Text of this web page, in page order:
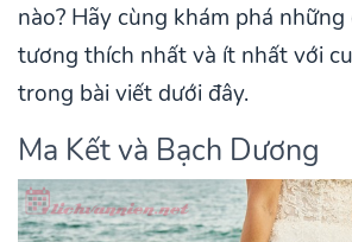
nào? Hãy cùng khám phá
tương thích nhất và ít nhất với
trong bài viết dưới đây.
Ma Kết và Bạch Dương